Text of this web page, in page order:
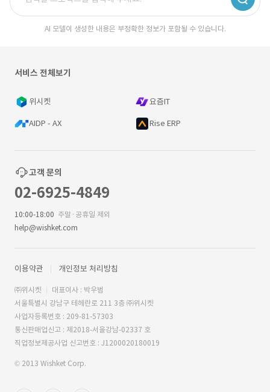
AI 모델이 생성한 내용은 부정확한 정보가 포함될 수 있습니다.
서비스 전체보기
위시켓 요즘IT
AIDP - AX Rise ERP
고객 문의
02-6925-4849
10:00-18:00 주말·공휴일 제외
help@wishket.com
이용약관 개인정보 처리방침
㈜위시켓
대표이사 : 박우범
서울특별시 강남구 테헤란로 211 3층 ㈜위시켓
사업자등록번호 : 209-81-57303
통신판매업신고 : 제2018-서울강남-02337 호
직업정보제공사업 신고번호 : J1200020180019
© 2013 Wishket Corp.